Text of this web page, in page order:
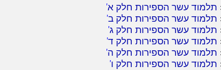
תלמוד עשר הספירות חלק א'
תלמוד עשר הספירות חלק ב'
תלמוד עשר הספירות חלק ג'
תלמוד עשר הספירות חלק ד'
תלמוד עשר הספירות חלק ה'
תלמוד עשר הספירות חלק ו'